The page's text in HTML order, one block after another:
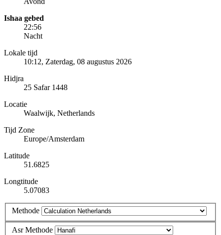
Ishaa gebed
22:56
Nacht
Lokale tijd
10:12, Zaterdag, 08 augustus 2026
Hidjra
25 Safar 1448
Locatie
Waalwijk, Netherlands
Tijd Zone
Europe/Amsterdam
Latitude
51.6825
Longtitude
5.07083
Methode
Asr Methode